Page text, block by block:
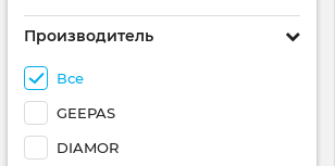
Производитель
Все
GEEPAS
DIAMOR